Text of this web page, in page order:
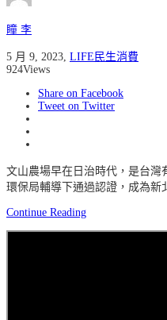
瞳 李
5 月 9, 2023, LIFE民生消費
924Views
Share on Facebook
Tweet on Twitter
文山農場早在日治時代，是台灣
環保局輔導下通過認證，成為新
Continue Reading